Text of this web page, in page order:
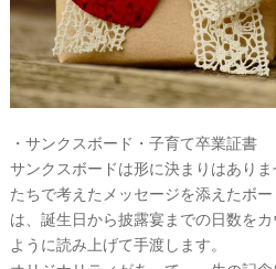
・サンクスボード・子育て卒業証書
サンクスボードは形に決まりはあり
たちで考えたメッセージを添えたボ
は、誕生日から披露宴までの日数を
ように読み上げて手渡します。